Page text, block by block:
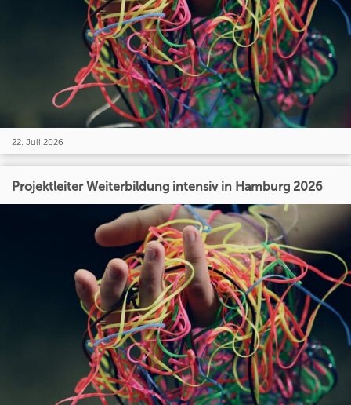
22. Juli 2026
Projektleiter Weiterbildung intensiv in Hamburg 2026